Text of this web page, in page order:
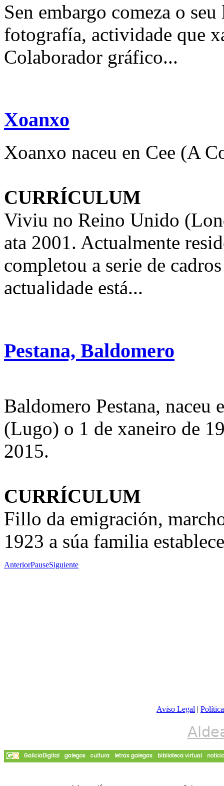
Sen embargo comeza o
fotografía, actividade que
Colaborador gráfico...
Xoanxo
Xoanxo naceu en Cee (A
CURRÍCULUM
Viviu no Reino Unido
ata 2001. Actualmente
completou a serie de
actualidade está...
Pestana, Baldomero
Baldomero Pestana, naceu
(Lugo) o 1 de xaneiro de
2015.
CURRÍCULUM
Fillo da emigración,
1923 a súa familia
AnteriorPauseSiguiente
Aviso Legal |